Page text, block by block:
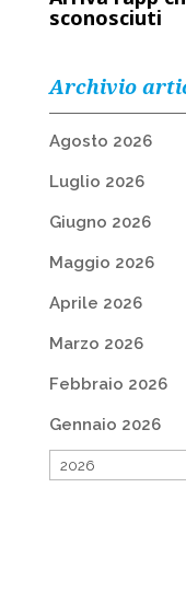
sconosciuti
Archivio
Agosto 2026
Luglio 2026
Giugno 2026
Maggio 2026
Aprile 2026
Marzo 2026
Febbraio 2026
Gennaio 2026